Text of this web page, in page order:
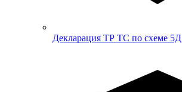
Декларация ТР ТС по схеме 5Д